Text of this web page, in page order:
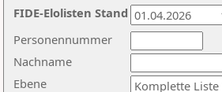
Nachname
Ebene
Personennummer
FIDE-Elolisten Stand